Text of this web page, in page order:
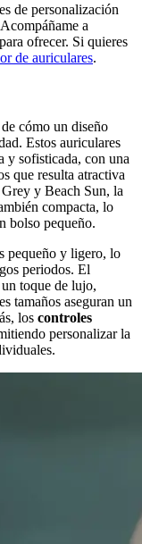
de personalización
a
ofrecer. Si quieres
de auriculares.
cómo un diseño
Estos auriculares
y sofisticada, con una
que resulta atractiva
y Beach Sun, la
compacta, lo
bolso pequeño.
pequeño y ligero, lo
periodos. El
toque de lujo,
tamaños aseguran un
los controles
personalizar la